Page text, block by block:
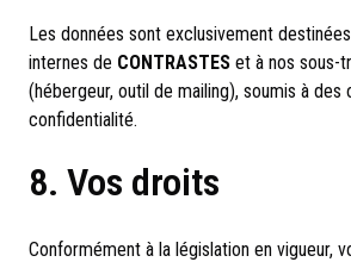
Les données sont exclusivement
internes de CONTRASTES et à nos sous-
(hébergeur, outil de mailing), soumis à des
confidentialité.
8. Vos droits
Conformément à la législation en vigueur,